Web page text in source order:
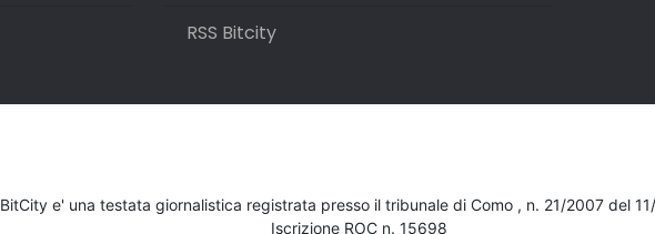
RSS Bitcity
BitCity e' una testata giornalistica registrata presso il tribunale di Como , n. 21/2007 del
Iscrizione ROC n. 15698